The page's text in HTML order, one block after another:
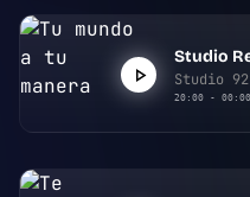
Studio
Studio 92
20:00 - 00:00